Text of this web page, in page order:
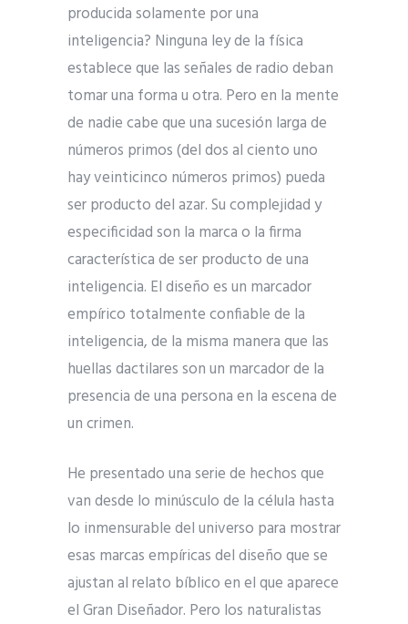
producida solamente por una
inteligencia? Ninguna ley de la física
establece que las señales de radio deban
tomar una forma u otra. Pero en la mente
de nadie cabe que una sucesión larga de
números primos (del dos al ciento uno
hay veinticinco números primos) pueda
ser producto del azar. Su complejidad y
especificidad son la marca o la firma
característica de ser producto de una
inteligencia. El diseño es un marcador
empírico totalmente confiable de la
inteligencia, de la misma manera que las
huellas dactilares son un marcador de la
presencia de una persona en la escena de
un crimen.
He presentado una serie de hechos que
van desde lo minúsculo de la célula hasta
lo inmensurable del universo para mostrar
esas marcas empíricas del diseño que se
ajustan al relato bíblico en el que aparece
el Gran Diseñador. Pero los naturalistas